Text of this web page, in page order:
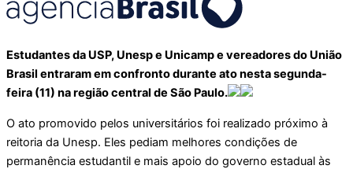
Estudantes da USP, Unesp e Unicamp e vereadores do União
Brasil entraram em confronto durante ato nesta segunda-
feira (11) na região central de São Paulo.
O ato promovido pelos universitários foi realizado próximo à
reitoria da Unesp. Eles pediam melhores condições de
permanência estudantil e mais apoio do governo estadual às